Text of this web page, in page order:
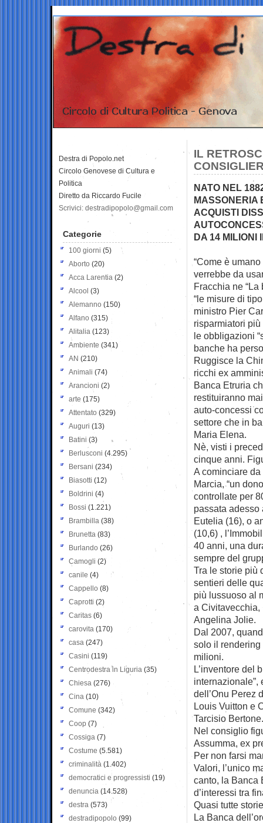
IL
NATO NEL
MASSONERIA
ACQUISTI
DA 14 MILIONI
“Come è
verrebbe da
Fracchia ne “La
“le misure di
ministro Pier
risparmiatori
le obbligazioni
banche ha
Ruggisce la
ricchi ex
Banca Etruria
restituiranno
auto-concessi
settore che in
Maria Elena.
Nè, visti i
cinque anni.
A cominciare
Marcia, “un
controllate per
passata adesso
Eutelia (16), o
(10,6) ,
40 anni, una
sempre del
Tra le storie più
sentieri delle
più lussuoso al
a
Angelina Jolie.
Dal 2007,
solo il
milioni.
L’inventore del
internazionale”,
dell’Onu Perez
Louis Vuitton e
Tarcisio Bertone.
Nel consiglio
Assumma, ex
Per non farsi
Valori, l’unico
canto, la Banca
d’interessi tra
Quasi tutte
La Banca
Destra di Popolo.net
Circolo Genovese di Cultura e
Politica
Diretto da Riccardo Fucile
Scrivici: destradipopolo@gmail.com
Categorie
100 giorni (5)
Aborto (20)
Acca Larentia (2)
Alcool (3)
Alemanno (150)
Alfano (315)
Alitalia (123)
Ambiente (341)
AN (210)
Animali (74)
Arancioni (2)
arte (175)
Attentato (329)
Auguri (13)
Batini (3)
Berlusconi (4.295)
Bersani (234)
Biasotti (12)
Boldrini (4)
Bossi (1.221)
Brambilla (38)
Brunetta (83)
Burlando (26)
Camogli (2)
canile (4)
Cappello (8)
Caprotti (2)
Caritas (6)
carovita (170)
casa (247)
Casini (119)
Centrodestra in Liguria (35)
Chiesa (276)
Cina (10)
Comune (342)
Coop (7)
Cossiga (7)
Costume (5.581)
criminalità (1.402)
democratici e progressisti (19)
denuncia (14.528)
destra (573)
destradipopolo (99)